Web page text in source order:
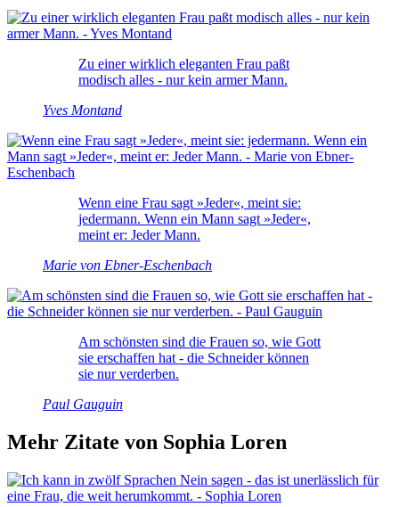
Zu einer wirklich eleganten Frau paßt
modisch alles - nur kein armer Mann.
Yves Montand
Wenn eine Frau sagt »Jeder«, meint sie:
jedermann. Wenn ein Mann sagt »Jeder«,
meint er: Jeder Mann.
Marie von Ebner-Eschenbach
Am schönsten sind die Frauen so, wie Gott
sie erschaffen hat - die Schneider können
sie nur verderben.
Paul Gauguin
Mehr Zitate von Sophia Loren